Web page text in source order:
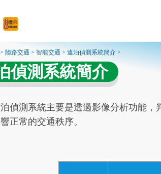
> 陸路交通 >智能交通 >違泊偵測系統簡介 >
偵測系統簡介
偵測系統主要是透過影像分析功能，
正常的交通秩序。